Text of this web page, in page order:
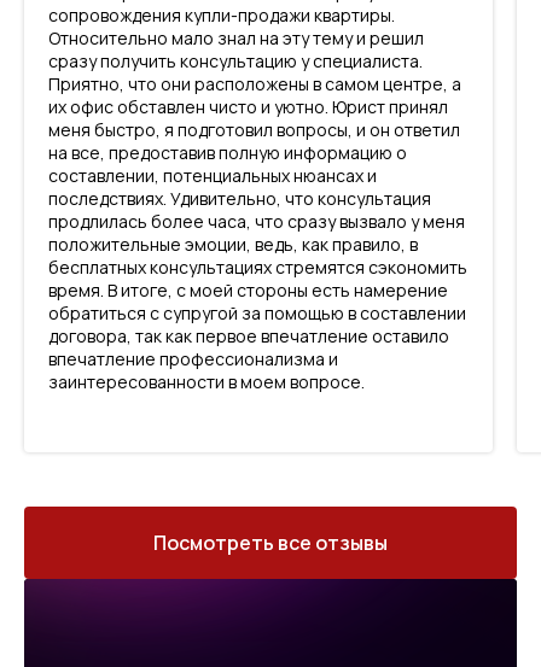
сопровождения купли-продажи квартиры.
Относительно мало знал на эту тему и решил
сразу получить консультацию у специалиста.
Приятно, что они расположены в самом центре, а
их офис обставлен чисто и уютно. Юрист принял
меня быстро, я подготовил вопросы, и он ответил
на все, предоставив полную информацию о
составлении, потенциальных нюансах и
последствиях. Удивительно, что консультация
продлилась более часа, что сразу вызвало у меня
положительные эмоции, ведь, как правило, в
бесплатных консультациях стремятся сэкономить
время. В итоге, с моей стороны есть намерение
обратиться с супругой за помощью в составлении
договора, так как первое впечатление оставило
впечатление профессионализма и
заинтересованности в моем вопросе.
Посмотреть все отзывы